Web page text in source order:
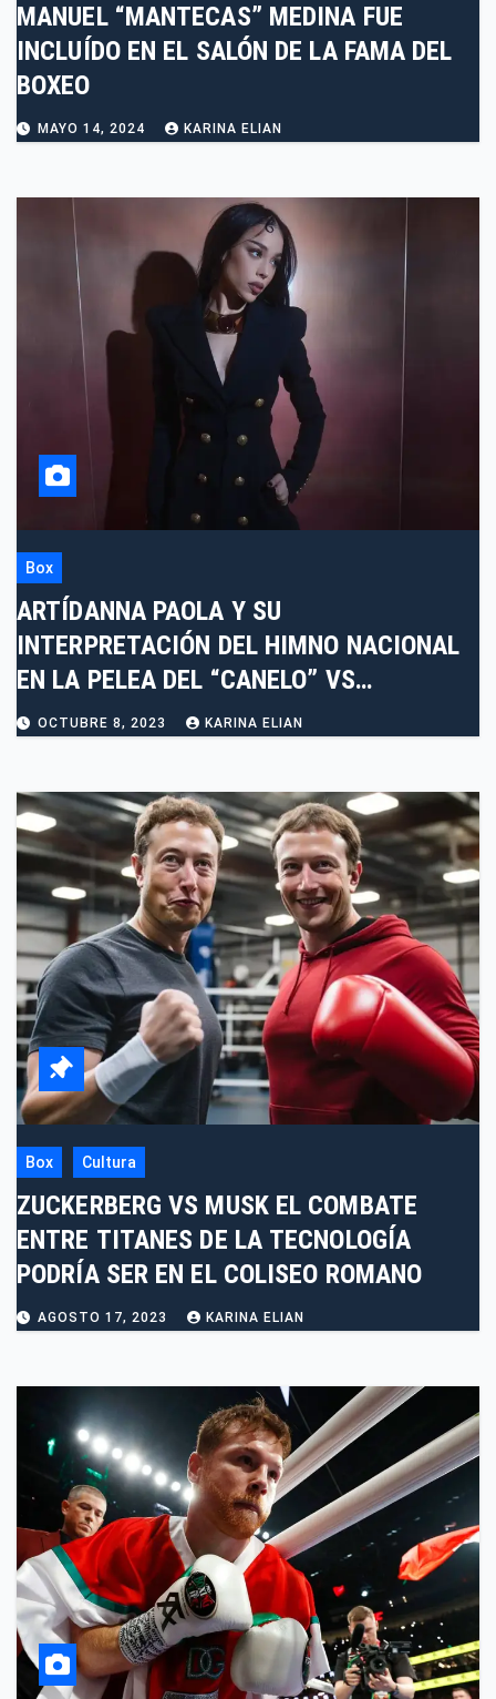
MANUEL “MANTECAS” MEDINA FUE
INCLUÍDO EN EL SALÓN DE LA FAMA DEL
BOXEO
MAYO 14, 2024 KARINA ELIAN
Box
ARTÍDANNA PAOLA Y SU
INTERPRETACIÓN DEL HIMNO NACIONAL
EN LA PELEA DEL “CANELO” VS
CHARLOCULO CULTURA
OCTUBRE 8, 2023 KARINA ELIAN
Box Cultura
ZUCKERBERG VS MUSK EL COMBATE
ENTRE TITANES DE LA TECNOLOGÍA
PODRÍA SER EN EL COLISEO ROMANO
AGOSTO 17, 2023 KARINA ELIAN